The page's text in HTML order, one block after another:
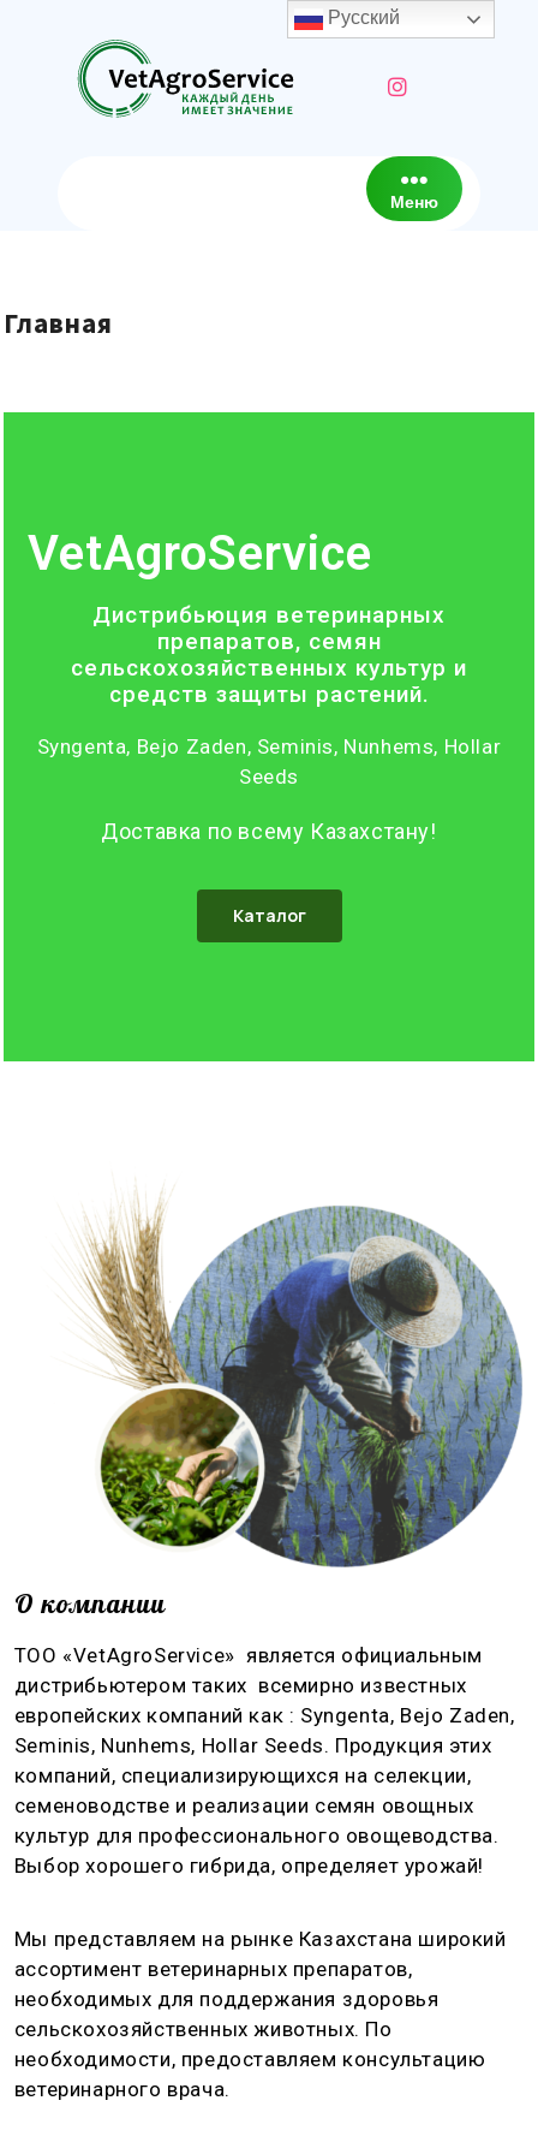
Меню
Главная
VetAgroService
Дистрибьюция ветеринарных
препаратов, семян
сельскохозяйственных культур и
средств защиты растений.
Syngenta, Bejo Zaden, Seminis, Nunhems, Hollar
Seeds
Доставка по всему Казахстану!
Каталог
О компании
ТОО «VetAgroService» является официальным
дистрибьютером таких всемирно известных
европейских компаний как : Syngenta, Bejo Zaden,
Seminis, Nunhems, Hollar Seeds. Продукция этих
компаний, специализирующихся на селекции,
семеноводстве и реализации семян овощных
культур для профессионального овощеводства.
Выбор хорошего гибрида, определяет урожай!
Мы представляем на рынке Казахстана широкий
ассортимент ветеринарных препаратов,
необходимых для поддержания здоровья
сельскохозяйственных животных. По
необходимости, предоставляем консультацию
ветеринарного врача.
Русский